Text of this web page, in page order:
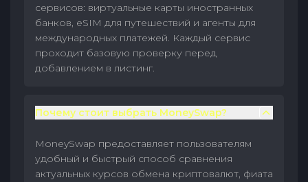
сервисов: виртуальные карты иностранных
банков, eSIM для путешествий и агенты для
международных платежей. Каждый сервис
проходит базовую проверку перед
добавлением в листинг.
Почему стоит выбрать MoneySwap?
MoneySwap предоставляет пользователям
удобный и быстрый способ сравнения
актуальных курсов обмена криптовалют, фиата